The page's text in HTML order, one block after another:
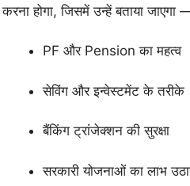
करना होगा, जिसमें उन्हें बताया जाएगा
PF और Pension का महत्व
सेविंग और इन्वेस्टमेंट के तरीके
बैंकिंग ट्रांजेक्शन की सुरक्षा
सरकारी योजनाओं का लाभ